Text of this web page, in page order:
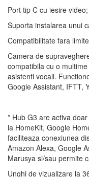
Port tip C cu iesire video;
Suporta instalarea unui
Compatibilitate fara limite
Camera de
compatibila cu o
asistenti vocali.
Google Assistant, IFTT,
* Hub G3 are activa
la HomeKit, Google
faciliteaza conexiunea
Amazon Alexa, Google
Marusya si/sau permite
Unghi de vizualizare la